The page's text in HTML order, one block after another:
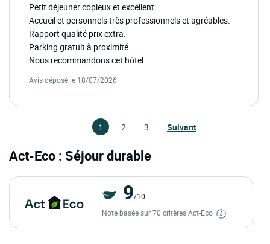
Petit déjeuner copieux et excellent.
Accueil et personnels très professionnels et agréables.
Rapport qualité prix extra.
Parking gratuit à proximité.
Nous recommandons cet hôtel
Avis déposé le 18/07/2026
1 2 3 Suivant
Act-Eco : Séjour durable
9/10
Note basée sur 70 critères Act-Eco